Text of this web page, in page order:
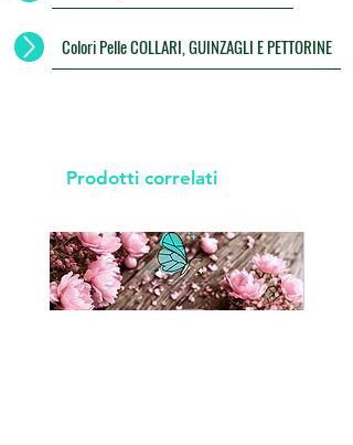
Colori Pelle COLLARI, GUINZAGLI E PETTORINE
Prodotti correlati